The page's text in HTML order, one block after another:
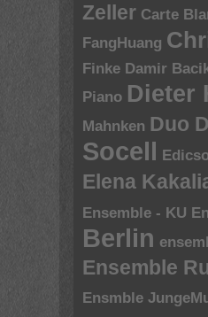
Zeller Carte
FangHuang
Finke Damir
Piano Dieter
Mahnken Duo
Socell
Elena
Ensemble - KU
Berlin
Ensemble
Ensmble